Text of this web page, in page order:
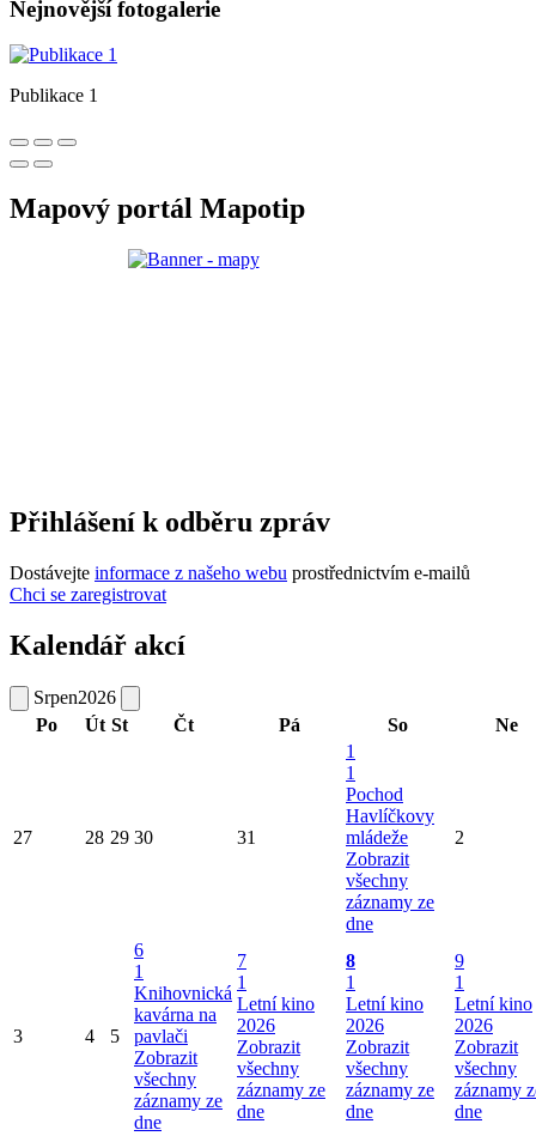
Nejnovější fotogalerie
Publikace 1
Mapový portál Mapotip
Přihlášení k odběru zpráv
Dostávejte informace z našeho webu prostřednictvím e-mailů
Chci se zaregistrovat
Kalendář akcí
Srpen2026
Po
Út St Čt Pá So Ne
27 28 29 30 31
1
1
Pochod
Havlíčkovy
mládeže
Zobrazit
všechny
záznamy ze
dne
2
3 4 5
6
1
Knihovnická
kavárna na
pavlači
Zobrazit
všechny
záznamy ze
dne
7
1
Letní kino
2026
Zobrazit
všechny
záznamy ze
dne
8
1
Letní kino
2026
Zobrazit
všechny
záznamy ze
dne
9
1
Letní kino
2026
Zobrazit
všechny
záznamy
dne